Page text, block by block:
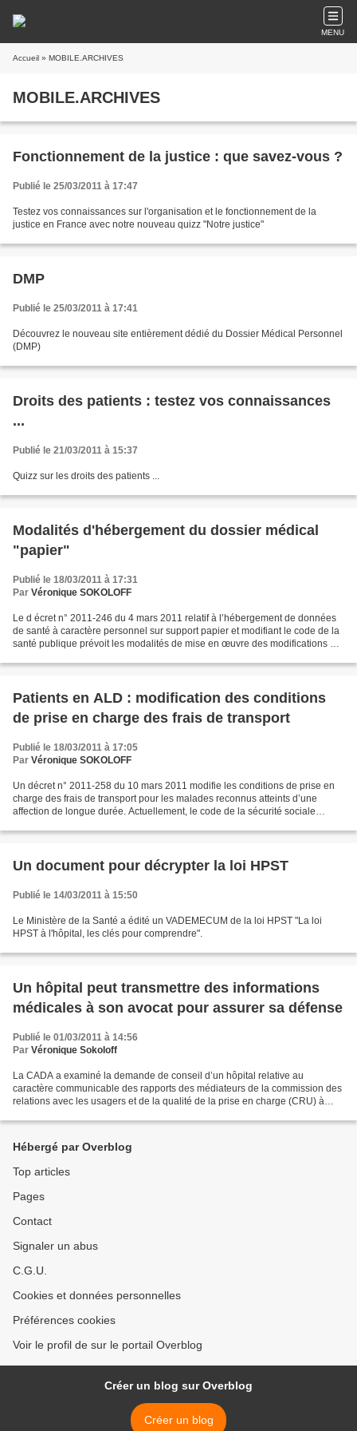
MENU
Accueil » MOBILE.ARCHIVES
MOBILE.ARCHIVES
Fonctionnement de la justice : que savez-vous ?
Publié le 25/03/2011 à 17:47
Testez vos connaissances sur l'organisation et le fonctionnement de la
justice en France avec notre nouveau quizz "Notre justice"
DMP
Publié le 25/03/2011 à 17:41
Découvrez le nouveau site entièrement dédié du Dossier Médical Personnel
(DMP)
Droits des patients : testez vos connaissances
...
Publié le 21/03/2011 à 15:37
Quizz sur les droits des patients ...
Modalités d'hébergement du dossier médical
"papier"
Publié le 18/03/2011 à 17:31
Par Véronique SOKOLOFF
Le d écret n° 2011-246 du 4 mars 2011 relatif à l’hébergement de données
de santé à caractère personnel sur support papier et modifiant le code de la
santé publique prévoit les modalités de mise en œuvre des modifications de
Patients en ALD : modification des conditions
de prise en charge des frais de transport
Publié le 18/03/2011 à 17:05
Par Véronique SOKOLOFF
Un décret n° 2011-258 du 10 mars 2011 modifie les conditions de prise en
charge des frais de transport pour les malades reconnus atteints d’une
affection de longue durée. Actuellement, le code de la sécurité sociale
Un document pour décrypter la loi HPST
Publié le 14/03/2011 à 15:50
Le Ministère de la Santé a édité un VADEMECUM de la loi HPST "La loi
HPST à l'hôpital, les clés pour comprendre".
Un hôpital peut transmettre des informations
médicales à son avocat pour assurer sa défense
Publié le 01/03/2011 à 14:56
Par Véronique Sokoloff
La CADA a examiné la demande de conseil d’un hôpital relative au
caractère communicable des rapports des médiateurs de la commission des
relations avec les usagers et de la qualité de la prise en charge (CRU) à
Hébergé par Overblog
Top articles
Pages
Contact
Signaler un abus
C.G.U.
Cookies et données personnelles
Préférences cookies
Voir le profil de sur le portail Overblog
Créer un blog sur Overblog
Créer un blog